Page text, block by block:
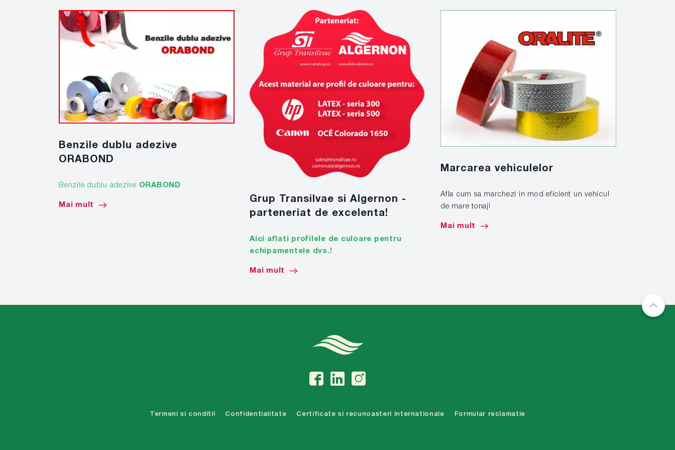
Benzile dublu adezive
ORABOND
Benzile dublu adezive ORABOND
Mai mult
Grup Transilvae si Algernon -
parteneriat de excelenta!
Aici aflati profilele de culoare pentru
echipamentele dvs.!
Mai mult
Marcarea vehiculelor
Afla cum sa marchezi in mod eficient un vehicul
de mare tonaj!
Mai mult
Termeni si conditii Confidentialitate Certificate si recunoasteri internationale Formular reclamatie